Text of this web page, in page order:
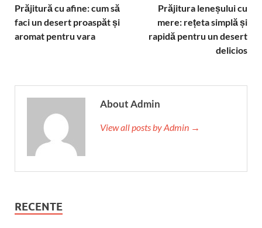
Prăjitură cu afine: cum să
faci un desert proaspăt și
aromat pentru vara
Prăjitura leneșului cu
mere: rețeta simplă și
rapidă pentru un desert
delicios
About Admin
View all posts by Admin →
RECENTE